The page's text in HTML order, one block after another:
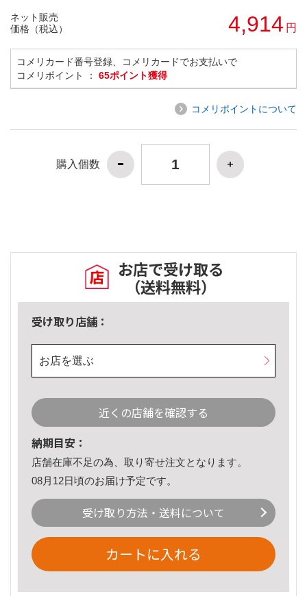
ネット販売
価格（税込）
4,914 円
コメリカード番号登録、コメリカードでお支払いで
コメリポイント ： 65ポイント獲得
コメリポイントについて
購入個数
お店で受け取る
（送料無料）
受け取り店舗：
お店を選ぶ
近くの店舗を確認する
納期目安：
店舗在庫不足の為、取り寄せ注文となります。
08月12日頃のお届け予定です。
受け取り方法・送料について
カートに入れる